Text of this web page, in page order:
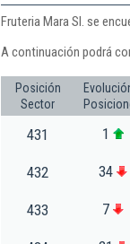
Fruteria Mara Sl. se
A continuación podrá
Posición
Sector
431 1
432 34
433 7